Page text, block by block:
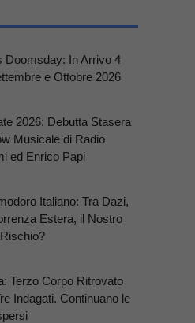
Doomsday: In Arrivo 4
e Ottobre 2026
2026: Debutta Stasera
Musicale di Radio
ed Enrico Papi
Italiano: Tra Dazi,
Estera, il Nostro
Rischio?
Terzo Corpo Ritrovato
Indagati. Continuano le